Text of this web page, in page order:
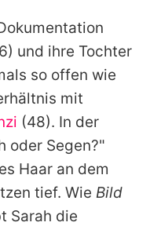
und ihre Tochter
so offen wie
mit
(48). In der
oder Segen?"
Haar an dem
tief. Wie Bild
Sarah die